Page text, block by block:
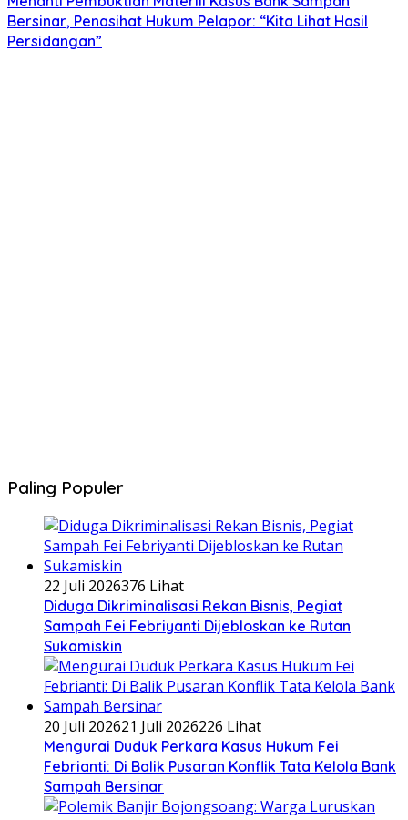
Bersinar, Penasihat Hukum Pelapor: “Kita Lihat Hasil
Persidangan”
Paling Populer
22 Juli 2026376 Lihat
Diduga Dikriminalisasi Rekan Bisnis, Pegiat
Sampah Fei Febriyanti Dijebloskan ke Rutan
Sukamiskin
20 Juli 202621 Juli 2026226 Lihat
​Mengurai Duduk Perkara Kasus Hukum Fei
Febrianti: Di Balik Pusaran Konflik Tata Kelola Bank
Sampah Bersinar